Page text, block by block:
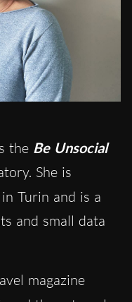
the Be Unsocial
She is
in Turin and is a
and small data
magazine